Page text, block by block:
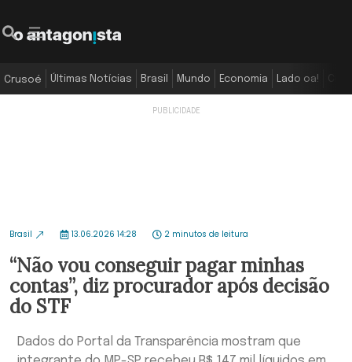
Crusoé Últimas Notícias Brasil Mundo Economia Lado oa!
Brasil 13.06.2026 14:28 2 minutos de leitura
“Não vou conseguir pagar minhas
contas”, diz procurador após decisão
do STF
Dados do Portal da Transparência mostram que